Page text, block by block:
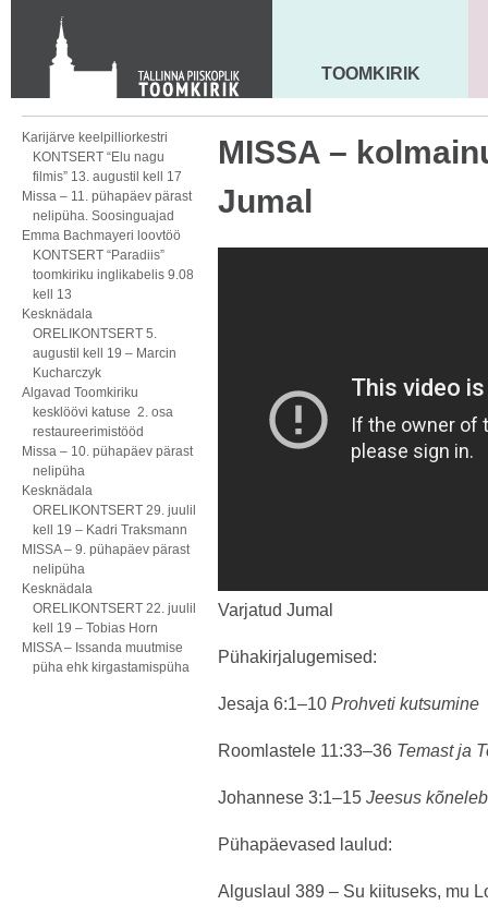
KONTAKT
Toom-Kooli 6, 10130 TALLINN
tallinna.toom@eelk.ee
MAARJA KIRIK
TOOMKIRIK
Karijärve keelpilliorkestri
KONTSERT “Elu nagu
filmis” 13. augustil kell 17
Missa – 11. pühapäev pärast
nelipüha. Soosinguajad
Emma Bachmayeri loovtöö
KONTSERT “Paradiis”
toomkiriku inglikabelis 9.08
kell 13
Kesknädala
ORELIKONTSERT 5.
augustil kell 19 – Marcin
Kucharczyk
Algavad Toomkiriku
kesklöövi katuse 2. osa
restaureerimistööd
Missa – 10. pühapäev pärast
nelipüha
Kesknädala
ORELIKONTSERT 29. juulil
kell 19 – Kadri Traksmann
MISSA – 9. pühapäev pärast
nelipüha
Kesknädala
ORELIKONTSERT 22. juulil
kell 19 – Tobias Horn
MISSA – Issanda muutmise
püha ehk kirgastamispüha
MISSA –
Jumal
Varjatud Jumal
Pühakirjalugemised:
Jesaja 6:1–10 Prohveti kutsumine
Roomlastele 11:33–36 Temast ja
Johannese 3:1–15 Jeesus
Pühapäevased laulud:
Alguslaul 389 – Su kiituseks, mu